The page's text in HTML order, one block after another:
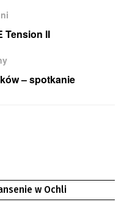
Tension II
– spotkanie
w Ochli